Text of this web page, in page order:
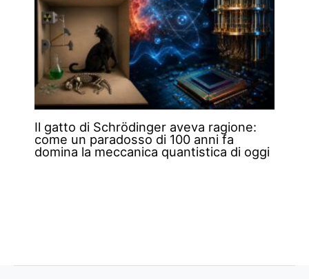
Il gatto di Schrödinger aveva ragione:
come un paradosso di 100 anni fa
domina la meccanica quantistica di oggi